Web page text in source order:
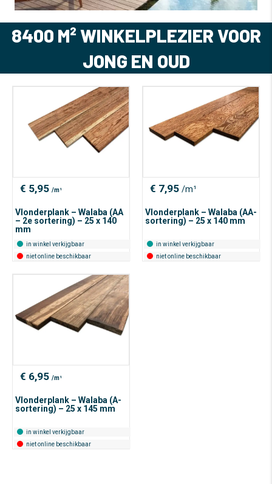
8400 M² WINKELPLEZIER VOOR
JONG EN OUD
€ 5,95 /m¹
Vlonderplank – Walaba (AA
– 2e sortering) – 25 x 140
mm
in winkel verkijgbaar
niet online beschikbaar
€ 7,95 /m¹
Vlonderplank – Walaba (AA-
sortering) – 25 x 140 mm
in winkel verkijgbaar
niet online beschikbaar
€ 6,95 /m¹
Vlonderplank – Walaba (A-
sortering) – 25 x 145 mm
in winkel verkijgbaar
niet online beschikbaar